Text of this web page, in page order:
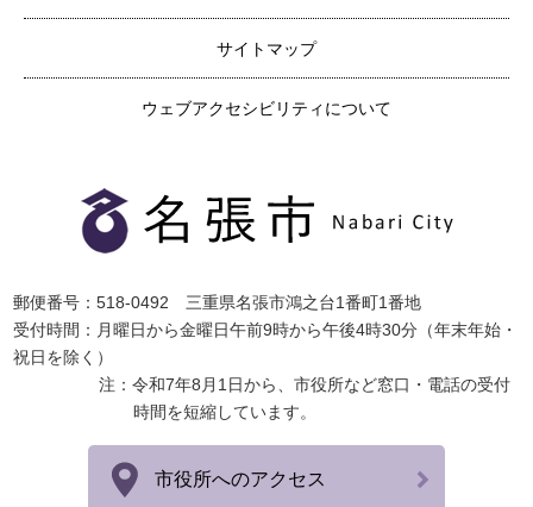
サイトマップ
ウェブアクセシビリティについて
郵便番号：518-0492 三重県名張市鴻之台1番町1番地
受付時間：月曜日から金曜日午前9時から午後4時30分（年末年始・
祝日を除く）
注：令和7年8月1日から、市役所など窓口・電話の受付
時間を短縮しています。
市役所へのアクセス